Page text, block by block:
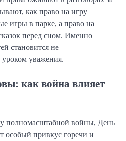
как право на игру
игры в парке, а право на
перед сном. Именно
становится не
уважения.
как война влияет
полномасштабной войны, День
особый привкус горечи и